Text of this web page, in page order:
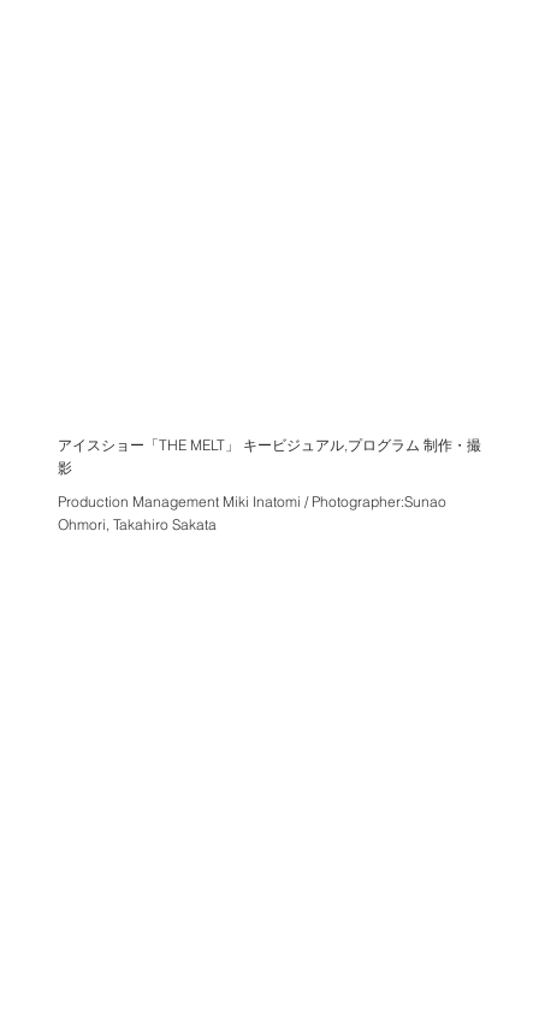
アイスショー「THE MELT」 キービジュアル,プログラム 制作・撮
影
Production Management Miki Inatomi / Photographer:Sunao
Ohmori, Takahiro Sakata